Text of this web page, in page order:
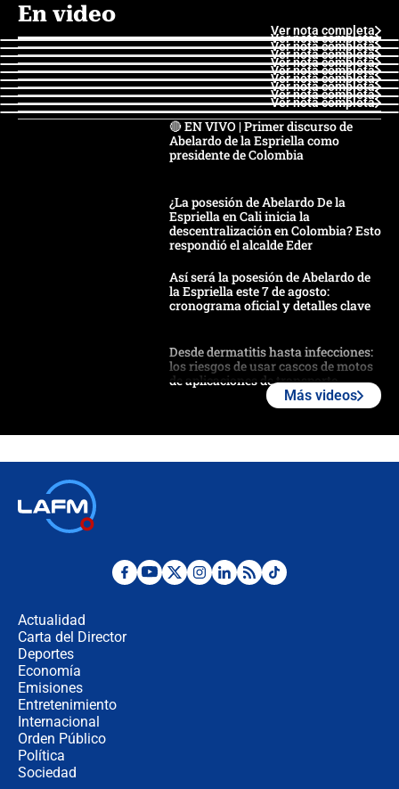
En video
Ver nota completa
Ver nota completa
Ver nota completa
Ver nota completa
Ver nota completa
Ver nota completa
Ver nota completa
Ver nota completa
Ver nota completa
Ver nota completa
🔴 EN VIVO | Primer discurso de
Abelardo de la Espriella como
presidente de Colombia
¿La posesión de Abelardo De la
Espriella en Cali inicia la
descentralización en Colombia? Esto
respondió el alcalde Eder
Así será la posesión de Abelardo de
la Espriella este 7 de agosto:
cronograma oficial y detalles clave
Desde dermatitis hasta infecciones:
los riesgos de usar cascos de motos
de aplicaciones de transporte
Posesión de Abelardo De La Espriella
Más videos
Actualidad
Carta del Director
Deportes
Economía
Emisiones
Entretenimiento
Internacional
Orden Público
Política
Sociedad